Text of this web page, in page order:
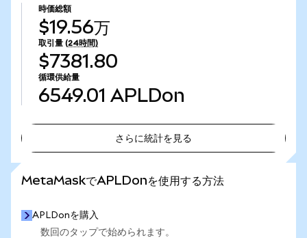
時価総額
$19.56万
取引量 (24時間)
$7381.80
循環供給量
6549.01 APLDon
さらに統計を見る
MetaMaskでAPLDonを使用する方法
APLDonを購入
数回のタップで始められます。